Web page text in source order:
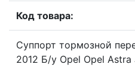
Код товара:
Суппорт тормозной
2012 Б/у Opel Opel